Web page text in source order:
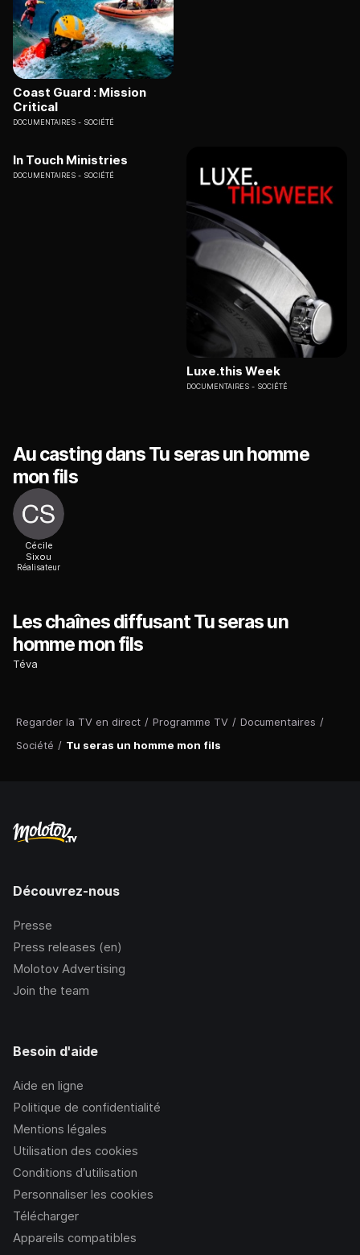
Regarder la TV en direct / Programme TV / Documentaires /
Société / Tu seras un homme mon fils
Coast Guard : Mission
Critical
DOCUMENTAIRES SOCIÉTÉ
In Touch Ministries
DOCUMENTAIRES SOCIÉTÉ
Luxe.this Week
DOCUMENTAIRES SOCIÉTÉ
Au casting dans Tu seras un homme
mon fils
Cécile
Sixou
Réalisateur
Les chaînes diffusant Tu seras un
homme mon fils
Téva
Découvrez-nous
Presse
Press releases (en)
Molotov Advertising
Join the team
Besoin d'aide
Aide en ligne
Politique de confidentialité
Mentions légales
Utilisation des cookies
Conditions d’utilisation
Personnaliser les cookies
Télécharger
Appareils compatibles